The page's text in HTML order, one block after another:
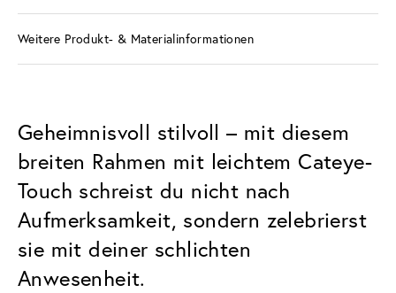
Weitere Produkt- & Materialinformationen
Geheimnisvoll stilvoll – mit diesem
breiten Rahmen mit leichtem Cateye-
Touch schreist du nicht nach
Aufmerksamkeit, sondern zelebrierst
sie mit deiner schlichten
Anwesenheit.